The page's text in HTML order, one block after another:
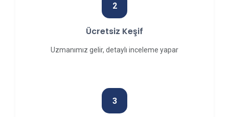
2
Ücretsiz Keşif
Uzmanımız gelir, detaylı inceleme yapar
3